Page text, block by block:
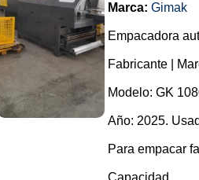
Marca: Gimak
Empacadora
Fabricante |
Modelo: GK
Año: 2025.
Para empacar
Capacidad...